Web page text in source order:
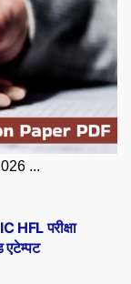
...
परीक्षा